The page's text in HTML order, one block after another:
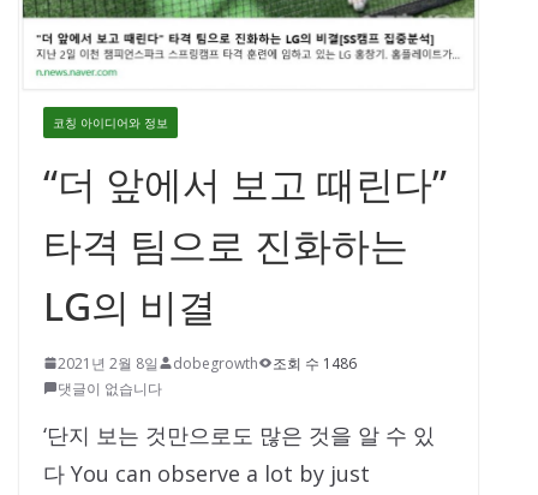
코칭 아이디어와 정보
“더 앞에서 보고 때린다”
타격 팀으로 진화하는
LG의 비결
2021년 2월 8일 dobegrowth
조회 수 1486
댓글이 없습니다
‘단지 보는 것만으로도 많은 것을 알 수 있
다 You can observe a lot by just